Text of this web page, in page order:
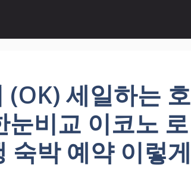
세일하는 호
눈비교 이코노 로
박 예약 이렇게